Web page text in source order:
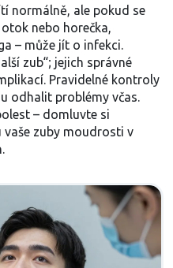
normálně, ale pokud se
nebo horečka,
– může jít o infekci.
zub“; jejich správné
Pravidelné kontroly
odhalit problémy včas.
– domluvte si
zuby moudrosti v